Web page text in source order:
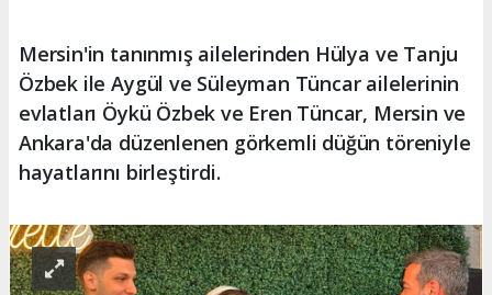
Mersin'in tanınmış ailelerinden Hülya ve Tanju
Özbek ile Aygül ve Süleyman Tüncar ailelerinin
evlatları Öykü Özbek ve Eren Tüncar, Mersin ve
Ankara'da düzenlenen görkemli düğün töreniyle
hayatlarını birleştirdi.